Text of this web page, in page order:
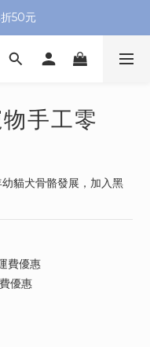
50元
手工零
貓犬骨骼發展，加入黑
費優惠
優惠